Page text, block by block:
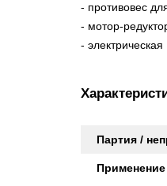
- противовес
- мотор-
-
Партия /
Применение